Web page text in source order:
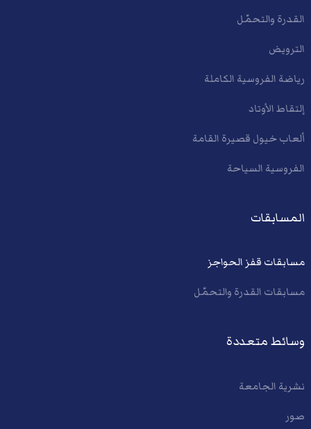
القدرة والتحمّل
الترويض
رياضة الفروسية الكاملة
إلتقاط الأوتاد
ألعاب خيول قصيرة القامة
الفروسية السياحة
المسابقات
مسابقات قفز الحواجز
مسابقات القدرة والتحمّل
وسائط متعددة
نشرية الجامعة
صور